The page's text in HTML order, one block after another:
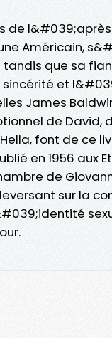
de
Américain,
tandis que sa
sincérité et
James
de David,
font de ce
en 1956 aux
de
sur la